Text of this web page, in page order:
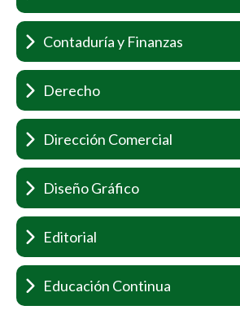
Contaduría y Finanzas
Derecho
Dirección Comercial
Diseño Gráfico
Editorial
Educación Continua